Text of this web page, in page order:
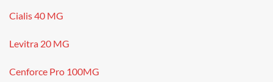
Cialis 40 MG
Levitra 20 MG
Cenforce Pro 100MG